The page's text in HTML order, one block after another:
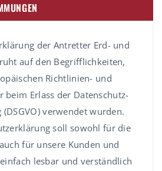
der Antretter Erd- und
auf den Begrifflichkeiten,
Richtlinien- und
beim Erlass der Datenschutz-
verwendet wurden.
soll sowohl für die
für unsere Kunden und
lesbar und verständlich